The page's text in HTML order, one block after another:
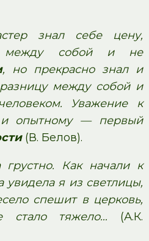
знал себе цену,
между собой и не
, но прекрасно знал и
между собой и
Уважение к
и опытному — первый
(В. Белов).
грустно. Как начали к
увидела я из светлицы,
спешит в церковь,
стало тяжело… (А.К.